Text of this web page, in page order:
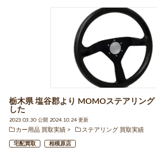
栃木県 塩谷郡より MOMOステアリング
した
2023.03.30 公開 2024.10.24 更新
カー用品 買取実績
ステアリング 買取実績
宅配買取 相模原店